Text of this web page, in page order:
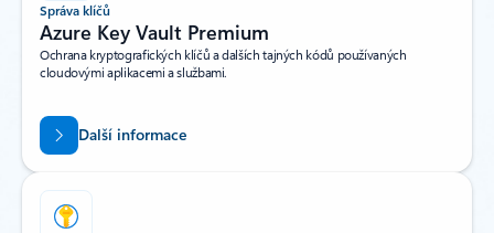
Správa klíčů
Azure Key Vault Premium
Ochrana kryptografických klíčů a dalších tajných kódů používaných
cloudovými aplikacemi a službami.
Další informace